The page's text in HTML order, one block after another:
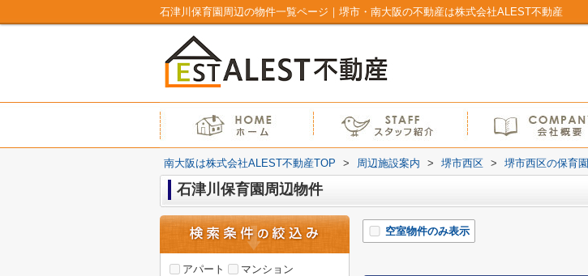
石津川保育園周辺の物件一覧ページ｜堺市・南大阪の不動産は株式会社ALEST不動産
南大阪は株式会社ALEST不動産TOP > 周辺施設案内 > 堺市西区 > 堺市西区の保育園
石津川保育園周辺物件
空室物件のみ表示
アパート
マンション